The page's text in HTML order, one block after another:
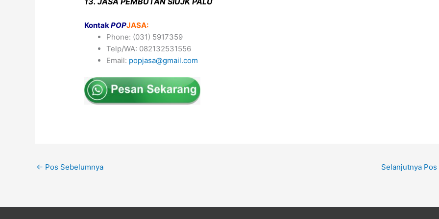
KontakPOPJASA:
Phone: (031) 5917359
Telp/WA: 082132531556
Email: popjasa@gmail.com
← Pos Sebelumnya Selanjutnya Pos